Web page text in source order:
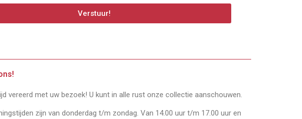
Verstuur!
vereerd met uw bezoek! U kunt in alle rust onze collectie aanschouwen.
zijn van donderdag t/m zondag. Van 14.00 uur t/m 17.00 uur en